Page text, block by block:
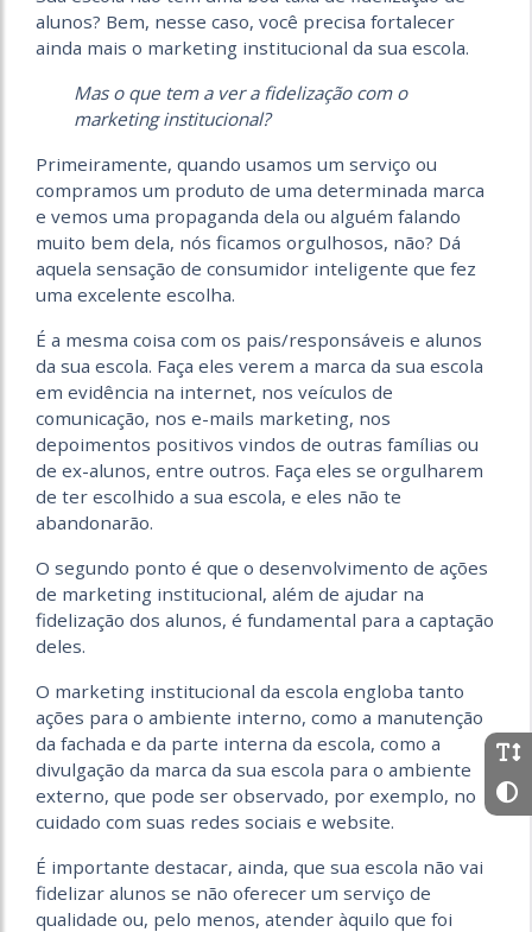
alunos? Bem, nesse caso, você precisa fortalecer
ainda mais o marketing institucional da sua escola.
Mas o que tem a ver a fidelização com o
marketing institucional?
Primeiramente, quando usamos um serviço ou
compramos um produto de uma determinada marca
e vemos uma propaganda dela ou alguém falando
muito bem dela, nós ficamos orgulhosos, não? Dá
aquela sensação de consumidor inteligente que fez
uma excelente escolha.
É a mesma coisa com os pais/responsáveis e alunos
da sua escola. Faça eles verem a marca da sua escola
em evidência na internet, nos veículos de
comunicação, nos e-mails marketing, nos
depoimentos positivos vindos de outras famílias ou
de ex-alunos, entre outros. Faça eles se orgulharem
de ter escolhido a sua escola, e eles não te
abandonarão.
O segundo ponto é que o desenvolvimento de ações
de marketing institucional, além de ajudar na
fidelização dos alunos, é fundamental para a captação
deles.
O marketing institucional da escola engloba tanto
ações para o ambiente interno, como a manutenção
da fachada e da parte interna da escola, como a
divulgação da marca da sua escola para o ambiente
externo, que pode ser observado, por exemplo, no
cuidado com suas redes sociais e website.
É importante destacar, ainda, que sua escola não vai
fidelizar alunos se não oferecer um serviço de
qualidade ou, pelo menos, atender àquilo que foi